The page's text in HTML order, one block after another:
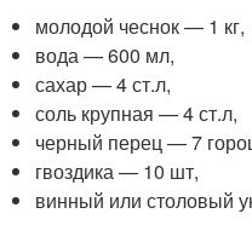
молодой чеснок — 1 кг,
вода — 600 мл,
сахар — 4 ст.л,
соль крупная — 4 ст.л,
черный перец — 7
гвоздика — 10 шт,
винный или столовый